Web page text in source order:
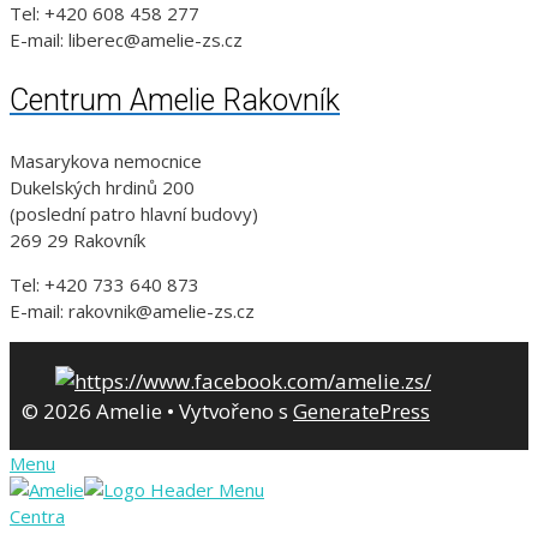
Tel: +420 608 458 277
E-mail: liberec@amelie-zs.cz
Centrum Amelie Rakovník
Masarykova nemocnice
Dukelských hrdinů 200
(poslední patro hlavní budovy)
269 29 Rakovník
Tel: +420 733 640 873
E-mail: rakovnik@amelie-zs.cz
© 2026 Amelie • Vytvořeno s GeneratePress
Menu
Centra